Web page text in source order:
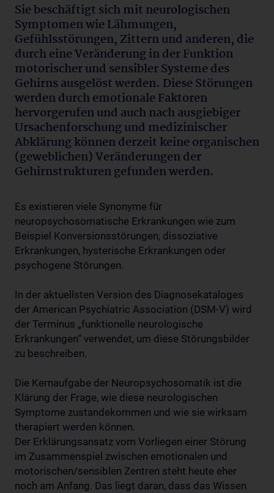
Sie beschäftigt sich mit neurologischen
Symptomen wie Lähmungen,
Gefühlsstörungen, Zittern und anderen, die
durch eine Veränderung in der Funktion
motorischer und sensibler Systeme des
Gehirns ausgelöst werden. Diese Störungen
werden durch emotionale Faktoren
hervorgerufen und auch nach ausgiebiger
Ursachenforschung und medizinischer
Abklärung können derzeit keine organischen
(geweblichen) Veränderungen der
Gehirnstrukturen gefunden werden.
Es existieren viele Synonyme für
neuropsychosomatische Erkrankungen wie zum
Beispiel Konversionsstörungen, dissoziative
Erkrankungen, hysterische Erkrankungen oder
psychogene Störungen.
In der aktuellsten Version des Diagnosekataloges
der American Psychiatric Association (DSM-V) wird
der Terminus „funktionelle neurologische
Erkrankungen“ verwendet, um diese Störungsbilder
zu beschreiben.
Die Kernaufgabe der Neuropsychosomatik ist die
Klärung der Frage, wie diese neurologischen
Symptome zustandekommen und wie sie wirksam
therapiert werden können.
Der Erklärungsansatz vom Vorliegen einer Störung
im Zusammenspiel zwischen emotionalen und
motorischen/sensiblen Zentren steht heute eher
noch am Anfang. Das liegt daran, dass das Wissen